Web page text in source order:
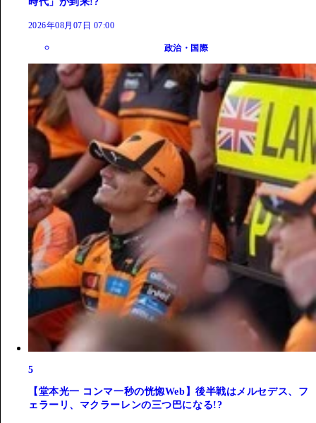
2026年08月07日 07:00
政治・国際
5
【堂本光一 コンマ一秒の恍惚Web】後半戦はメルセデス、フ
ェラーリ、マクラーレンの三つ巴になる!?